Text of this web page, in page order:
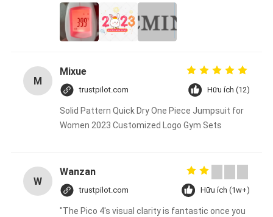
M
Mixue
trustpilot.com Hữu ích (12)
Solid Pattern Quick Dry One Piece Jumpsuit for
Women 2023 Customized Logo Gym Sets
W
Wanzan
trustpilot.com Hữu ích (1w+)
"The Pico 4's visual clarity is fantastic once you